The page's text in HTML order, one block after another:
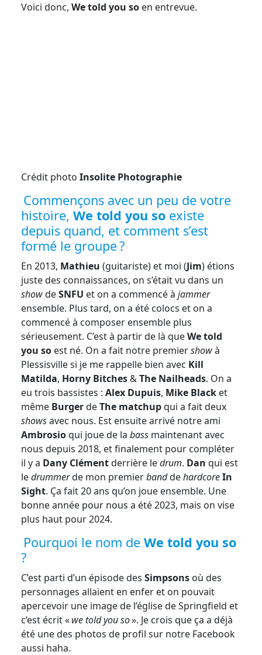
Voici donc, We told you so en entrevue.
Crédit photo Insolite Photographie
Commençons avec un peu de votre
histoire, We told you so existe
depuis quand, et comment s’est
formé le groupe ?
En 2013, Mathieu (guitariste) et moi (Jim) étions
juste des connaissances, on s’était vu dans un
showdeSNFU et on a commencé à jammer
ensemble. Plus tard, on a été colocs et on a
commencé à composer ensemble plus
sérieusement. C’est à partir de là queWe told
you so est né. On a fait notre premiershowà
Plessisville si je me rappelle bien avec Kill
Matilda, Horny Bitches&The Nailheads. On a
eu trois bassistes : Alex Dupuis, Mike Black et
même BurgerdeThe matchupqui a fait deux
showsavec nous. Est ensuite arrivé notre ami
Ambrosioqui joue de la bass maintenant avec
nous depuis 2018, et finalement pour compléter
il y a Dany Clémentderrière ledrum. Dan qui est
ledrummerde mon premierbanddehardcoreIn
Sight. Ça fait 20 ans qu’on joue ensemble. Une
bonne année pour nous a été 2023, mais on vise
plus haut pour 2024.
Pourquoi le nom deWe told you so
?
C’est parti d’un épisode des Simpsons où des
personnages allaient en enfer et on pouvait
apercevoir une image de l’église de Springfield et
c’est écrit «we told you so». Je crois que ça a déjà
été une des photos de profil sur notre Facebook
aussi haha.